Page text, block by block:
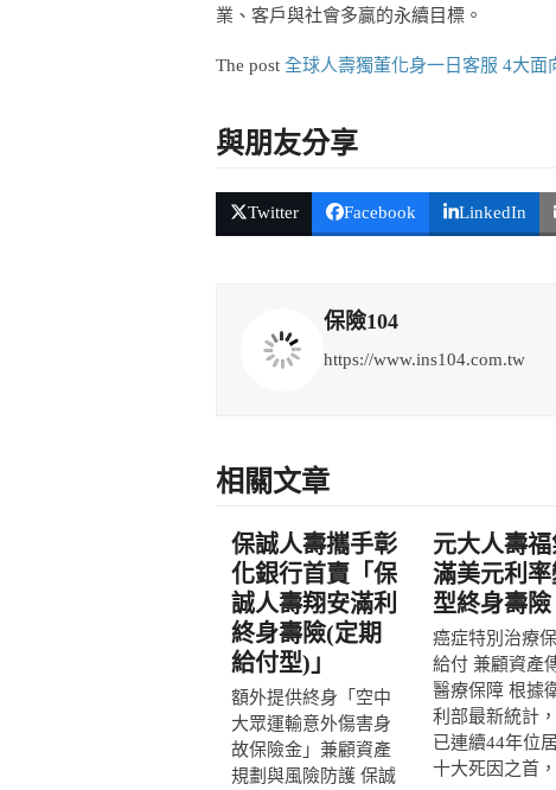
業、客戶與社會多贏的永續目標。
The post 全球人壽獨董化身一日客服 4大面
與朋友分享
Twitter Facebook LinkedIn
保險104
https://www.ins104.com.tw
相關文章
保誠人壽攜手彰
化銀行首賣「保
誠人壽翔安滿利
終身壽險(定期
給付型)」
額外提供終身「空中
大眾運輸意外傷害身
故保險金」兼顧資產
規劃與風險防護 保誠
元大人壽
滿美元利
型終身壽險
癌症特別治療
給付 兼顧資產
醫療保障 根據
利部最新統計
已連續44年位
十大死因之首